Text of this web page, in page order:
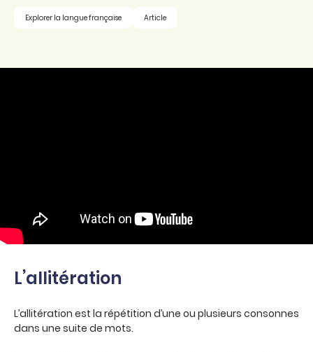
Explorer la langue française Article
L’allitération
L’allitération est la répétition d’une ou plusieurs consonnes
dans une suite de mots.